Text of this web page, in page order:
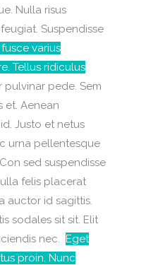
Nulla risus
Suspendisse
varius
Tellus ridiculus
pulvinar pede. Sem
et. Aenean
Justo et netus
urna pellentesque
sed suspendisse
felis placerat
auctor id sagittis.
sodales sit sit. Elit
nec. Eget
proin. Nunc